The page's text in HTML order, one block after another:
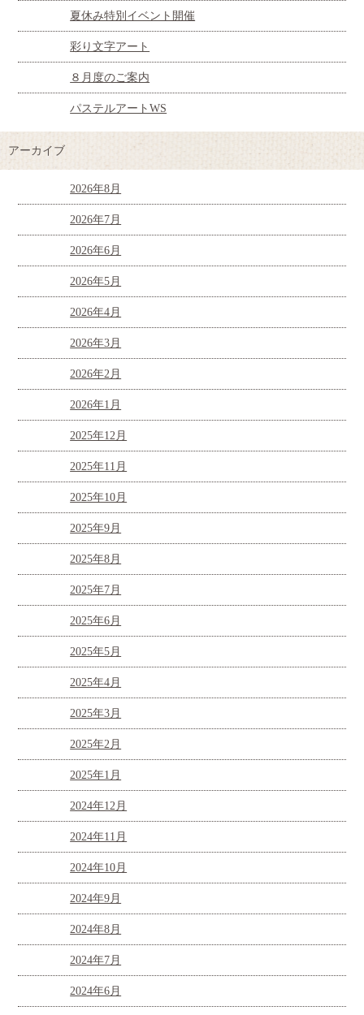
夏休み特別イベント開催
彩り文字アート
８月度のご案内
パステルアートWS
アーカイブ
2026年8月
2026年7月
2026年6月
2026年5月
2026年4月
2026年3月
2026年2月
2026年1月
2025年12月
2025年11月
2025年10月
2025年9月
2025年8月
2025年7月
2025年6月
2025年5月
2025年4月
2025年3月
2025年2月
2025年1月
2024年12月
2024年11月
2024年10月
2024年9月
2024年8月
2024年7月
2024年6月